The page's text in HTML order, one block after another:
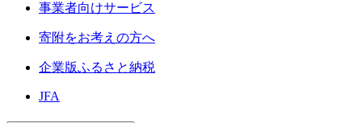
事業者向けサービス
寄附をお考えの方へ
企業版ふるさと納税
JFA